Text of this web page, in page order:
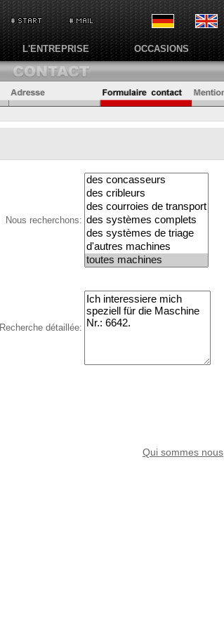
L'ENTREPRISE OCCASIONS
Nous recherchons:
Recherche détaillée:
Qui sommes nous